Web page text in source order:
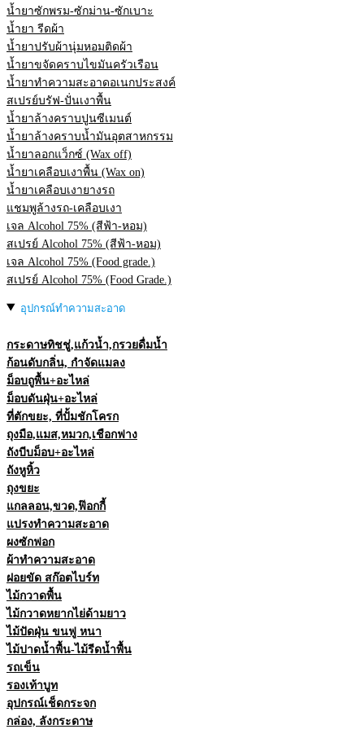
น้ำยาซักพรม-ซักม่าน-ซักเบาะ
น้ำยา รีดผ้า
น้ำยาปรับผ้านุ่มหอมติดผ้า
น้ำยาขจัดคราบไขมันครัวเรือน
น้ำยาทำความสะอาดอเนกประสงค์
สเปรย์บรัฟ-ปั่นเงาพื้น
น้ำยาล้างคราบปูนซีเมนต์
น้ำยาล้างคราบน้ำมันอุตสาหกรรม
น้ำยาลอกแว็กซ์ (Wax off)
น้ำยาเคลือบเงาพื้น (Wax on)
น้ำยาเคลือบเงายางรถ
แชมพูล้างรถ-เคลือบเงา
เจล Alcohol 75% (สีฟ้า-หอม)
สเปรย์ Alcohol 75% (สีฟ้า-หอม)
เจล Alcohol 75% (Food grade.)
สเปรย์ Alcohol 75% (Food Grade.)
อุปกรณ์ทำความสะอาด
กระดาษทิชชู่,แก้วน้ำ,กรวยดื่มน้ำ
ก้อนดับกลิ่น, กำจัดแมลง
ม็อบถูพื้น+อะไหล่
ม็อบดันฝุ่น+อะไหล่
ที่ตักขยะ, ที่ปั้มชักโครก
ถุงมือ,แมส,หมวก,เชือกฟาง
ถังบีบม็อบ+อะไหล่
ถังหูหิ้ว
ถุงขยะ
แกลลอน,ขวด,ฟ๊อกกี้
แปรงทำความสะอาด
ผงซักฟอก
ผ้าทำความสะอาด
ฝอยขัด สก๊อตไบร์ท
ไม้กวาดพื้น
ไม้กวาดหยากไย่ด้ามยาว
ไม้ปัดฝุ่น ขนฟู หนา
ไม้ปาดน้ำพื้น-ไม้รีดน้ำพื้น
รถเข็น
รองเท้าบูท
อุปกรณ์เช็ดกระจก
กล่อง, ลังกระดาษ